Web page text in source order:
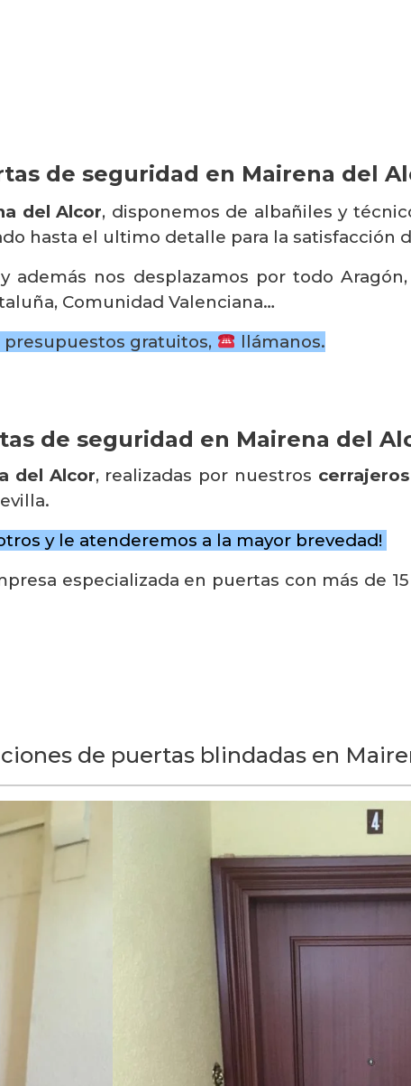
de seguridad en Mairena del
del Alcor, disponemos de albañiles y
hasta el ultimo detalle para la satisfacción
nos desplazamos por todo Aragón,
Comunidad Valenciana…
presupuestos gratuitos,
llámanos.
de seguridad en Mairena del
del Alcor, realizadas por nuestros
y le atenderemos a la mayor brevedad!
especializada en puertas con más de
de puertas blindadas en